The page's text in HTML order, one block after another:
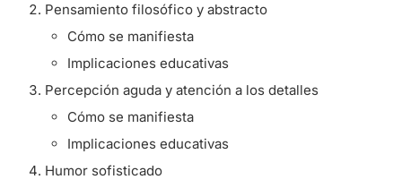
Pensamiento filosófico y abstracto
Cómo se manifiesta
Implicaciones educativas
Percepción aguda y atención a los detalles
Cómo se manifiesta
Implicaciones educativas
Humor sofisticado